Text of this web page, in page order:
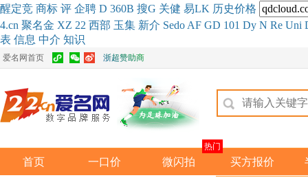
醒定竞 商标 评 企聘 D 360B 搜G 关健 易LK 历史价格
4.cn 聚名金 XZ 22 西部 玉集 新介 Sedo AF GD 101 Dy N Re Uni
表 信息 中介 知识